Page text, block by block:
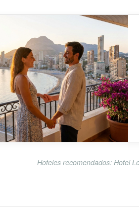
Hoteles recomendados: Hotel